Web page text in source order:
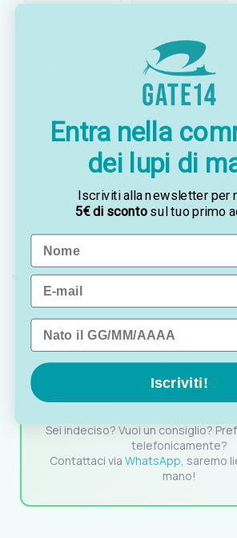
Caratteristiche principali
Corrente massima:14 A
Tensione: universale (12/24 V)
Profilo:ultra piatto, per sentine
Certificazioni:CE, ISO 8846
OTTAVIA
Customer assistance
Sei indeciso? Vuoi un consiglio?
telefonicamente?
Contattaci via WhatsApp, saremo
mano!
Entra nella
dei lupi di
Iscriviti alla newsletter per
5€ di scontosul tuo primo
Name
Email
Data di nascita
Iscriviti!